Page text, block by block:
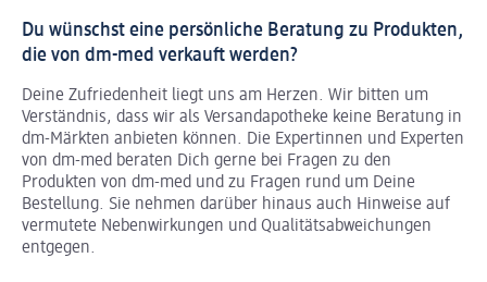
Du wünschst eine persönliche Beratung zu Produkten,
die von dm-med verkauft werden?
Deine Zufriedenheit liegt uns am Herzen. Wir bitten um
Verständnis, dass wir als Versandapotheke keine Beratung in
dm-Märkten anbieten können. Die Expertinnen und Experten
von dm-med beraten Dich gerne bei Fragen zu den
Produkten von dm-med und zu Fragen rund um Deine
Bestellung. Sie nehmen darüber hinaus auch Hinweise auf
vermutete Nebenwirkungen und Qualitätsabweichungen
entgegen.